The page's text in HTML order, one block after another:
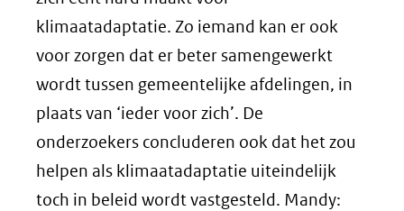
klimaatadaptatie. Zo iemand kan er ook
voor zorgen dat er beter samengewerkt
wordt tussen gemeentelijke afdelingen, in
plaats van ‘ieder voor zich’. De
onderzoekers concluderen ook dat het zou
helpen als klimaatadaptatie uiteindelijk
toch in beleid wordt vastgesteld. Mandy: